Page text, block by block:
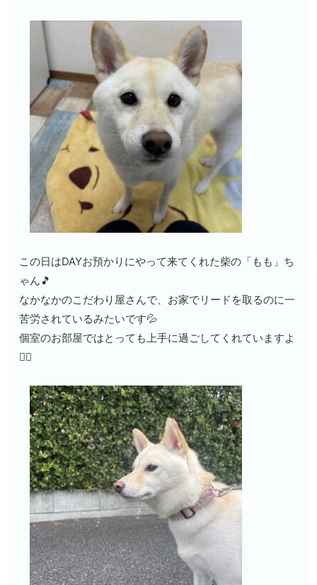
この日はDAYお預かりにやって来てくれた柴の「もも」ち
ゃん🎵
なかなかのこだわり屋さんで、お家でリードを取るのに一
苦労されているみたいです💦
個室のお部屋ではとっても上手に過ごしてくれていますよ
🙆‍♂️